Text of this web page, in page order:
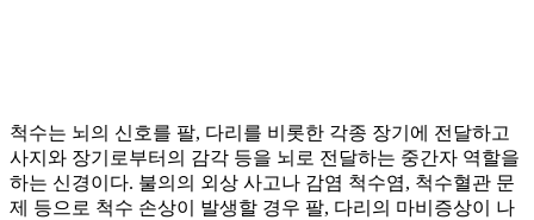
척수는 뇌의 신호를 팔, 다리를 비롯한 각종 장기에 전달하고
사지와 장기로부터의 감각 등을 뇌로 전달하는 중간자 역할을
하는 신경이다. 불의의 외상 사고나 감염 척수염, 척수혈관 문
제 등으로 척수 손상이 발생할 경우 팔, 다리의 마비증상이 나